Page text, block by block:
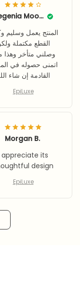
Regenia Moorhead
المنتج يعمل وسليم
القطع مكتملة
وصلني متأخر وهذا
اتمنى حصوله في
القادمة إن شاء
EpiLuxe
Morgan B.
appreciate its
design
EpiLuxe